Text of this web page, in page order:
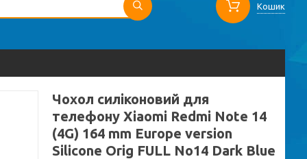
Кошик
Чохол силіконовий для
телефону Xiaomi Redmi Note 14
(4G) 164 mm Europe version
Silicone Orig FULL No14 Dark Blue